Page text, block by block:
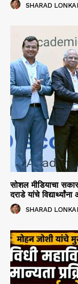
SHARAD
सोशल मीडियाचा
दराडे यांचे
SHARAD